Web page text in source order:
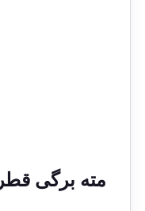
مته برگی قطر ۲۰